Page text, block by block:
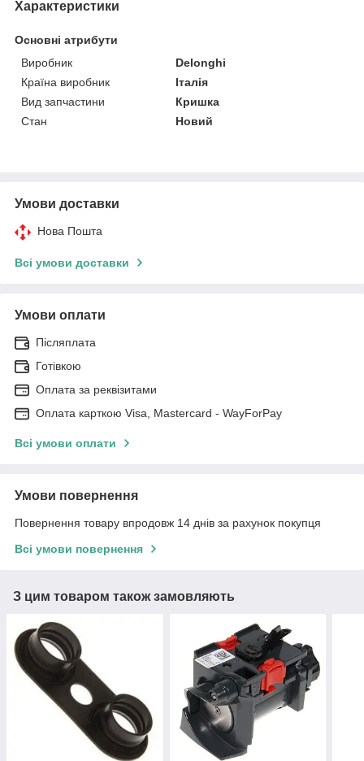
Характеристики
Основні атрибути
Виробник
Delonghi
Країна виробник
Італія
Вид запчастини
Кришка
Стан
Новий
Умови доставки
Нова Пошта
Всі умови доставки
Умови оплати
Післяплата
Готівкою
Оплата за реквізитами
Оплата карткою Visa, Mastercard - WayForPay
Всі умови оплати
Умови повернення
Повернення товару впродовж 14 днів за рахунок покупця
Всі умови повернення
З цим товаром також замовляють